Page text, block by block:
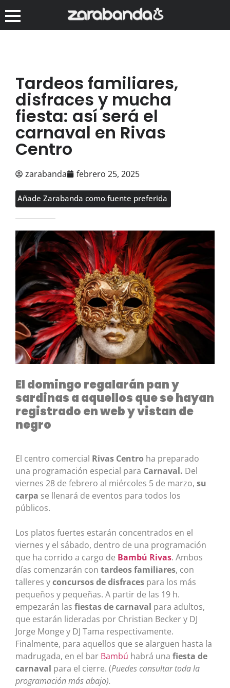
Tardeos familiares,
disfraces y mucha
fiesta: así será el
carnaval en Rivas
Centro
zarabanda febrero 25, 2025
Añade Zarabanda como fuente preferida
El domingo regalarán pan y
sardinas a aquellos que se hayan
registrado en web y vistan de
negro
El centro comercial Rivas Centro ha preparado
una programación especial para Carnaval. Del
viernes 28 de febrero al miércoles 5 de marzo, su
carpa se llenará de eventos para todos los
públicos.
Los platos fuertes estarán concentrados en el
viernes y el sábado, dentro de una programación
que ha corrido a cargo de Bambú Rivas. Ambos
días comenzarán con tardeos familiares, con
talleres yconcursos de disfraces para los más
pequeños y pequeñas. A partir de las 19 h.
empezarán las fiestas de carnaval para adultos,
que estarán lideradas por Christian Becker y DJ
Jorge Monge y DJ Tama respectivamente.
Finalmente, para aquellos que se alarguen hasta la
madrugada, en el bar Bambú habrá una fiesta de
carnaval para el cierre. (Puedes consultar toda la
programación más abajo).